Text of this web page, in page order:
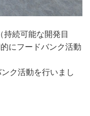
持続可能な開発目
にフードバンク活動
ク活動を行いまし